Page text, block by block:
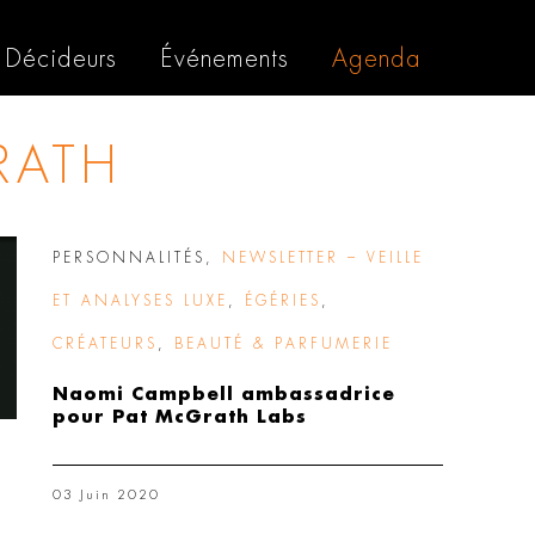
Décideurs Événements Agenda
PERSONNALITÉS NEWSLETTER – VEILLE
ET ANALYSES LUXE ÉGÉRIES
CRÉATEURS BEAUTÉ & PARFUMERIE
Naomi Campbell ambassadrice
pour Pat McGrath Labs
03 Juin 2020